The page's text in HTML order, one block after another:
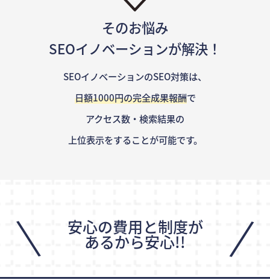
そのお悩み
SEOイノベーションが解決！
SEOイノベーションのSEO対策は、
日額1000円の完全成果報酬で
アクセス数・検索結果の
上位表示をすることが可能です。
\ 安心の費用と制度が
あるから安心!! /